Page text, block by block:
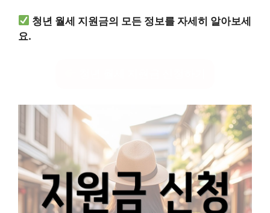
청년 월세 지원금의 모든 정보를 자세히 알아보세
요.